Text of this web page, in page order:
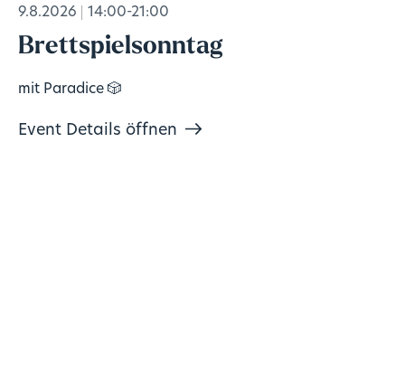
9.8.2026 14:00-21:00
Brettspielsonntag
mit Paradice 🎲
Event Details öffnen